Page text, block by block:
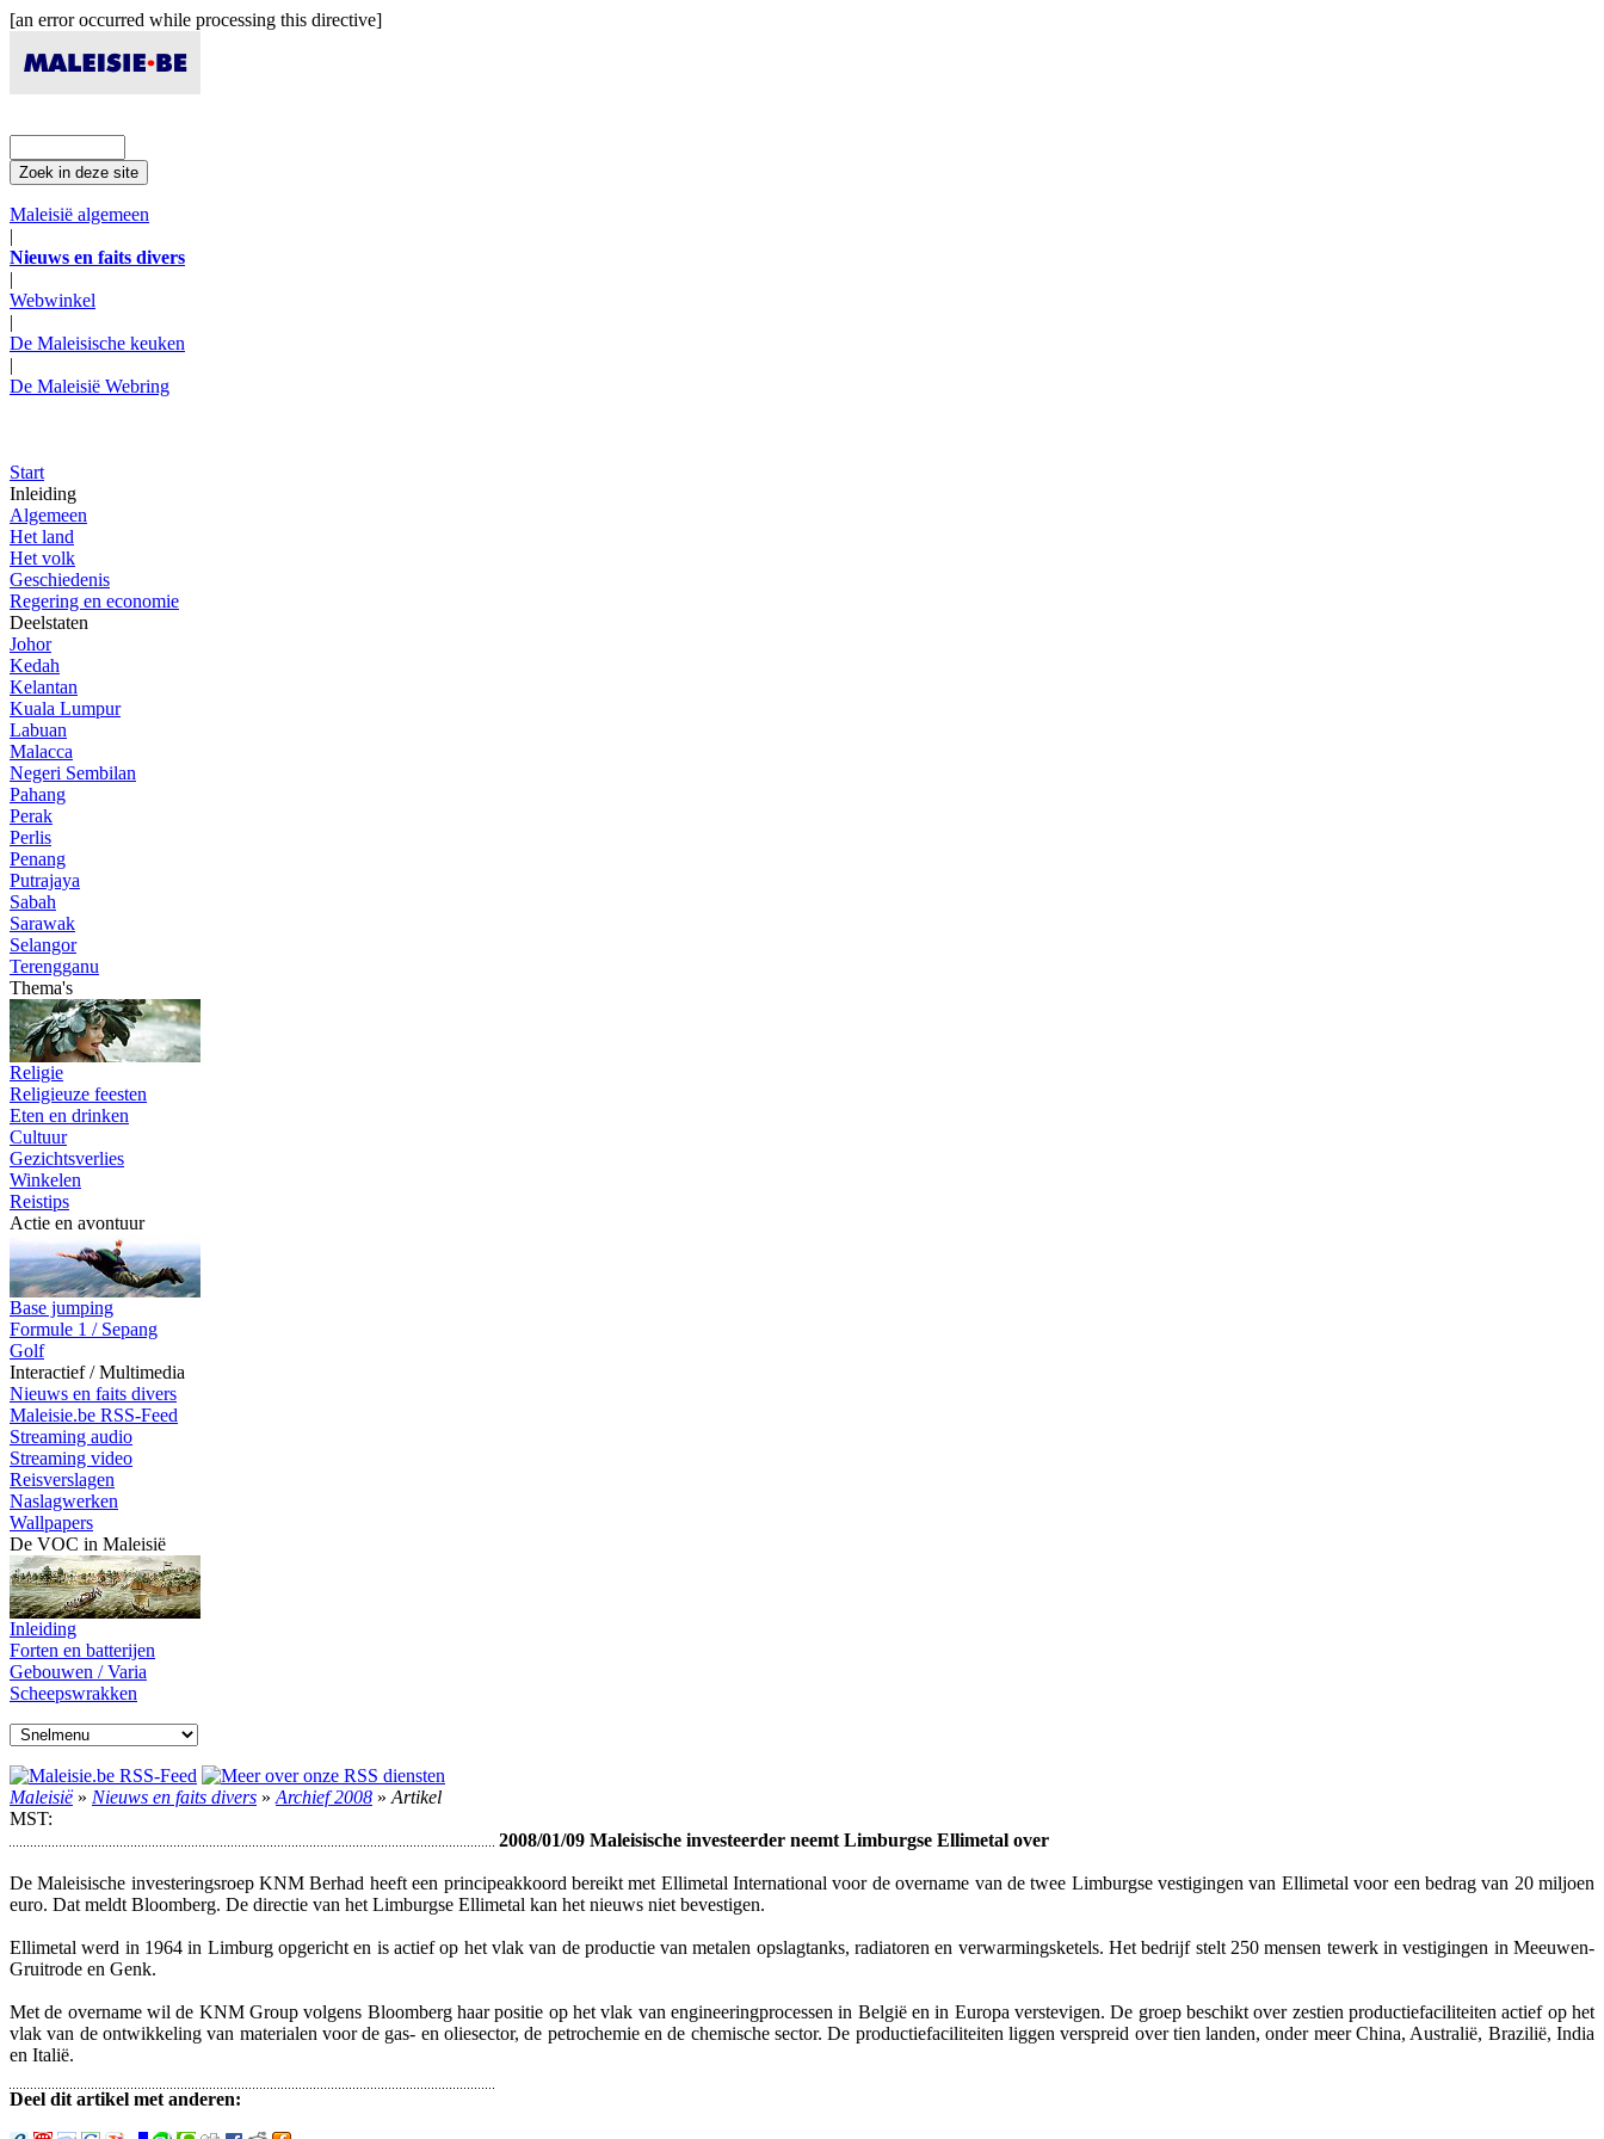
[an error occurred while processing this directive]
Maleisië algemeen
|
Nieuws en faits divers
|
Webwinkel
|
De Maleisische keuken
|
De Maleisië Webring
Start
Inleiding
Algemeen
Het land
Het volk
Geschiedenis
Regering en economie
Deelstaten
Johor
Kedah
Kelantan
Kuala Lumpur
Labuan
Malacca
Negeri Sembilan
Pahang
Perak
Perlis
Penang
Putrajaya
Sabah
Sarawak
Selangor
Terengganu
Thema's
Religie
Religieuze feesten
Eten en drinken
Cultuur
Gezichtsverlies
Winkelen
Reistips
Actie en avontuur
Base jumping
Formule 1 / Sepang
Golf
Interactief / Multimedia
Nieuws en faits divers
Maleisie.be RSS-Feed
Streaming audio
Streaming video
Reisverslagen
Naslagwerken
Wallpapers
De VOC in Maleisië
Inleiding
Forten en batterijen
Gebouwen / Varia
Scheepswrakken
Maleisië» Nieuws en faits divers » Archief 2008 » Artikel
MST:
2008/01/09 Maleisische investeerder neemt Limburgse Ellimetal over
De Maleisische investeringsroep KNM Berhad heeft een principeakkoord bereikt met Ellimetal International voor de overname van de twee Limburgse vestigingen van Ellimetal voor een bedrag van 20 miljoen
euro. Dat meldt Bloomberg. De directie van het Limburgse Ellimetal kan het nieuws niet bevestigen.
Ellimetal werd in 1964 in Limburg opgericht en is actief op het vlak van de productie van metalen opslagtanks, radiatoren en verwarmingsketels. Het bedrijf stelt 250 mensen tewerk in vestigingen in Meeuwen-
Gruitrode en Genk.
Met de overname wil de KNM Group volgens Bloomberg haar positie op het vlak van engineeringprocessen in België en in Europa verstevigen. De groep beschikt over zestien productiefaciliteiten actief op het
vlak van de ontwikkeling van materialen voor de gas- en oliesector, de petrochemie en de chemische sector. De productiefaciliteiten liggen verspreid over tien landen, onder meer China, Australië, Brazilië, India
en Italië.
Deel dit artikel met anderen: